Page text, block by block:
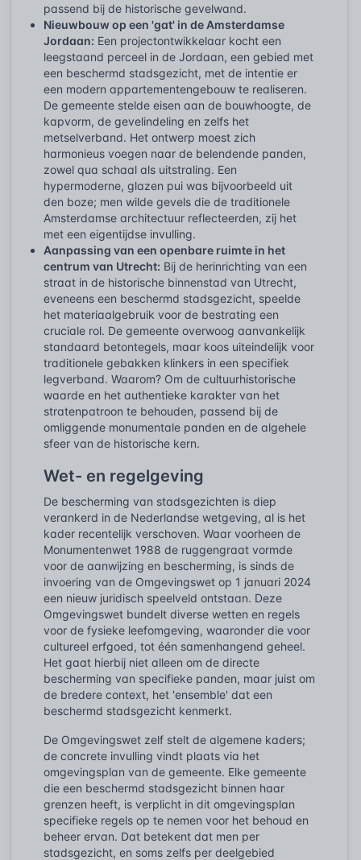
passend bij de historische gevelwand.
Nieuwbouw op een 'gat' in de Amsterdamse
Jordaan: Een projectontwikkelaar kocht een
leegstaand perceel in de Jordaan, een gebied met
een beschermd stadsgezicht, met de intentie er
een modern appartementengebouw te realiseren.
De gemeente stelde eisen aan de bouwhoogte, de
kapvorm, de gevelindeling en zelfs het
metselverband. Het ontwerp moest zich
harmonieus voegen naar de belendende panden,
zowel qua schaal als uitstraling. Een
hypermoderne, glazen pui was bijvoorbeeld uit
den boze; men wilde gevels die de traditionele
Amsterdamse architectuur reflecteerden, zij het
met een eigentijdse invulling.
Aanpassing van een openbare ruimte in het
centrum van Utrecht: Bij de herinrichting van een
straat in de historische binnenstad van Utrecht,
eveneens een beschermd stadsgezicht, speelde
het materiaalgebruik voor de bestrating een
cruciale rol. De gemeente overwoog aanvankelijk
standaard betontegels, maar koos uiteindelijk voor
traditionele gebakken klinkers in een specifiek
legverband. Waarom? Om de cultuurhistorische
waarde en het authentieke karakter van het
stratenpatroon te behouden, passend bij de
omliggende monumentale panden en de algehele
sfeer van de historische kern.
Wet- en regelgeving
De bescherming van stadsgezichten is diep
verankerd in de Nederlandse wetgeving, al is het
kader recentelijk verschoven. Waar voorheen de
Monumentenwet 1988 de ruggengraat vormde
voor de aanwijzing en bescherming, is sinds de
invoering van de Omgevingswet op 1 januari 2024
een nieuw juridisch speelveld ontstaan. Deze
Omgevingswet bundelt diverse wetten en regels
voor de fysieke leefomgeving, waaronder die voor
cultureel erfgoed, tot één samenhangend geheel.
Het gaat hierbij niet alleen om de directe
bescherming van specifieke panden, maar juist om
de bredere context, het 'ensemble' dat een
beschermd stadsgezicht kenmerkt.
De Omgevingswet zelf stelt de algemene kaders;
de concrete invulling vindt plaats via het
omgevingsplan van de gemeente. Elke gemeente
die een beschermd stadsgezicht binnen haar
grenzen heeft, is verplicht in dit omgevingsplan
specifieke regels op te nemen voor het behoud en
beheer ervan. Dat betekent dat men per
stadsgezicht, en soms zelfs per deelgebied